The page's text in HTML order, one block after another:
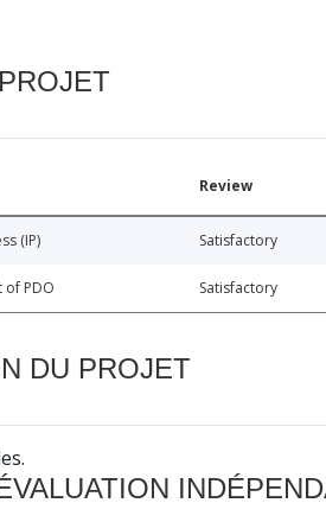
Review
(IP) Satisfactory
of PDO Satisfactory
DU PROJET